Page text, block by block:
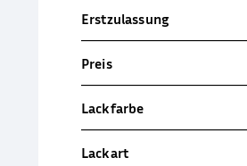
Erstzulassung
Preis
Lackfarbe
Lackart